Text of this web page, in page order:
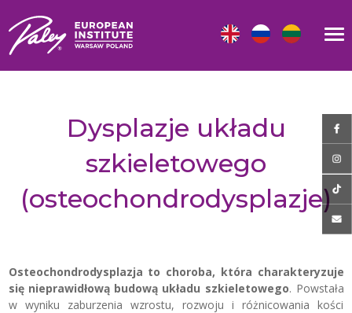
Dysplazje układu
szkieletowego
(osteochondrodysplazje)
Osteochondrodysplazja to choroba, która charakteryzuje
się nieprawidłową budową układu szkieletowego. Powstała
w wyniku zaburzenia wzrostu, rozwoju i różnicowania kości